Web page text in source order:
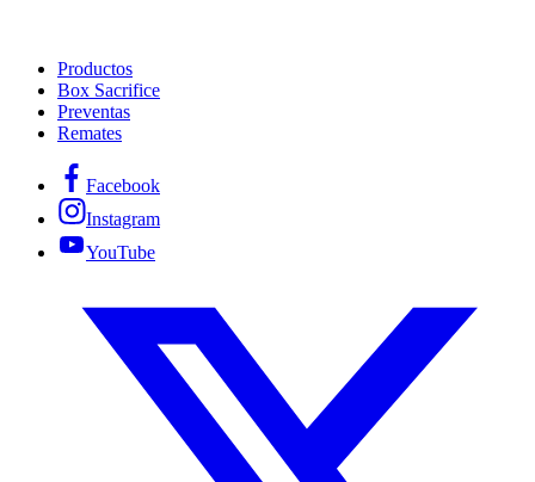
Productos
Box Sacrifice
Preventas
Remates
Facebook
Instagram
YouTube